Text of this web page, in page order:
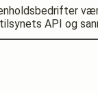
API og